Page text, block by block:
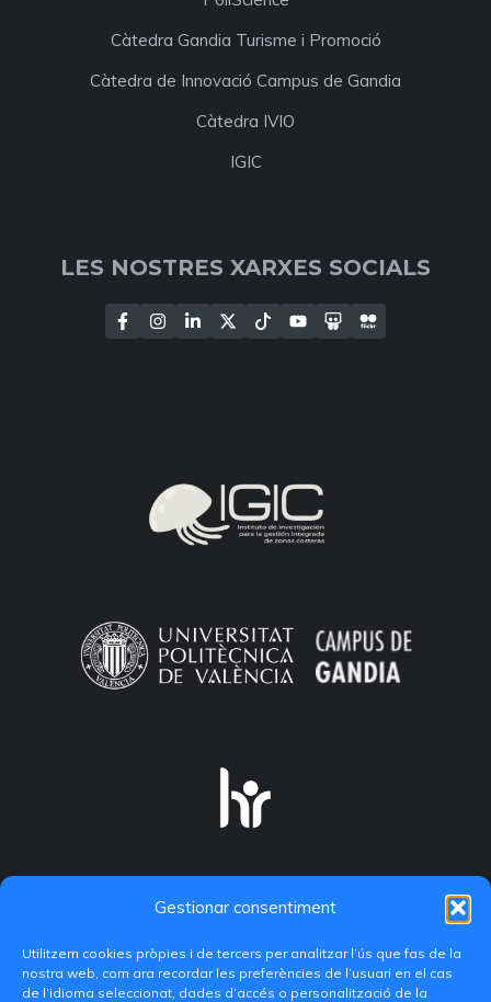
Gestionar consentiment
Utilitzem cookies pròpies i de tercers per analitzar l’ús que fas de la
nostra web, com ara recordar les preferències de l’usuari en el cas
de l’idioma seleccionat, dades d’accés o personalització de la
Càtedra Gandia Turisme i Promoció
Càtedra de Innovació Campus de Gandia
Càtedra IVIO
IGIC
LES NOSTRES XARXES SOCIALS